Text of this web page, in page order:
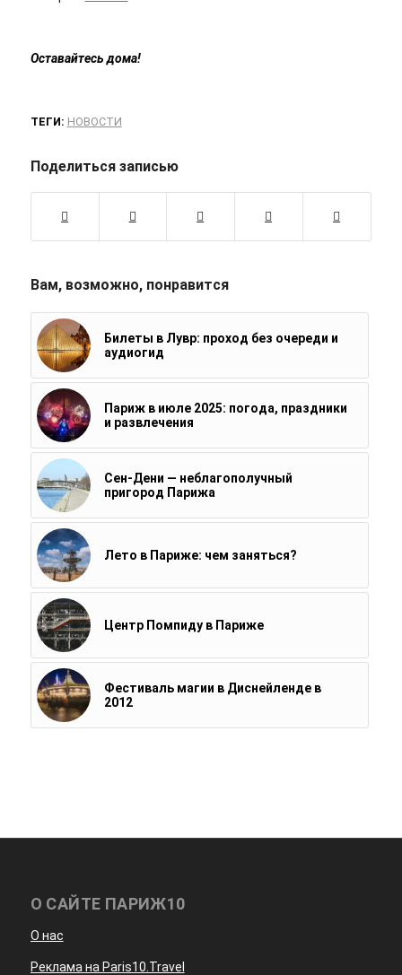
Оставайтесь дома!
ТЕГИ: НОВОСТИ
Поделиться записью
Вам, возможно, понравится
Билеты в Лувр: проход без очереди и
аудиогид
Париж в июле 2025: погода, праздники
и развлечения
Сен-Дени — неблагополучный
пригород Парижа
Лето в Париже: чем заняться?
Центр Помпиду в Париже
Фестиваль магии в Диснейленде в
2012
О САЙТЕ ПАРИЖ10
О нас
Реклама на Paris10.Travel